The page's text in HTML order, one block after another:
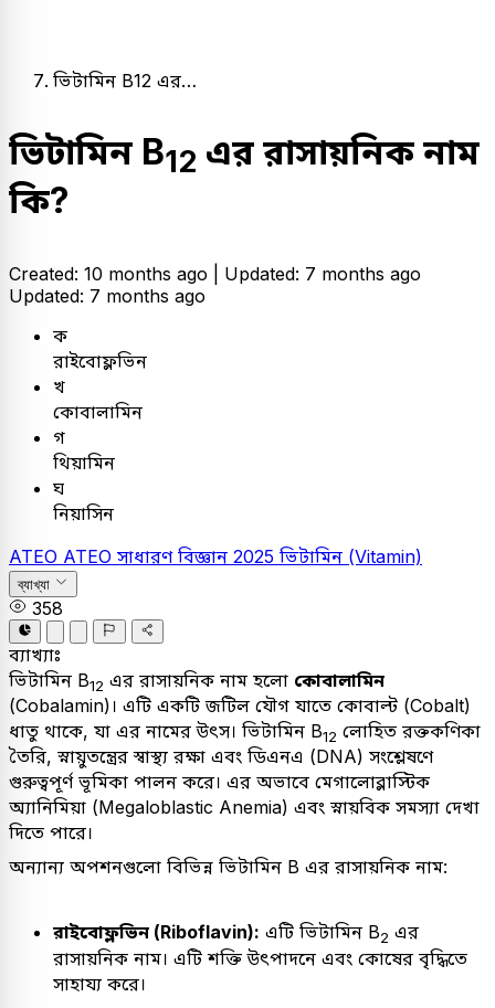
ভিটামিন B12 এর…
ভিটামিন B12 এর রাসায়নিক নাম
কি?
Created: 10 months ago | Updated: 7 months ago
Updated: 7 months ago
ক
রাইবোফ্লভিন
খ
কোবালামিন
গ
থিয়ামিন
ঘ
নিয়াসিন
ATEO ATEO সাধারণ বিজ্ঞান 2025 ভিটামিন (Vitamin)
ব্যাখ্যা
358
ব্যাখ্যাঃ
ভিটামিন B12 এর রাসায়নিক নাম হলো কোবালামিন
(Cobalamin)। এটি একটি জটিল যৌগ যাতে কোবাল্ট (Cobalt)
ধাতু থাকে, যা এর নামের উৎস। ভিটামিন B12 লোহিত রক্তকণিকা
তৈরি, স্নায়ুতন্ত্রের স্বাস্থ্য রক্ষা এবং ডিএনএ (DNA) সংশ্লেষণে
গুরুত্বপূর্ণ ভূমিকা পালন করে। এর অভাবে মেগালোব্লাস্টিক
অ্যানিমিয়া (Megaloblastic Anemia) এবং স্নায়বিক সমস্যা দেখা
দিতে পারে।
অন্যান্য অপশনগুলো বিভিন্ন ভিটামিন B এর রাসায়নিক নাম:
রাইবোফ্লভিন (Riboflavin): এটি ভিটামিন B2 এর
রাসায়নিক নাম। এটি শক্তি উৎপাদনে এবং কোষের বৃদ্ধিতে
সাহায্য করে।